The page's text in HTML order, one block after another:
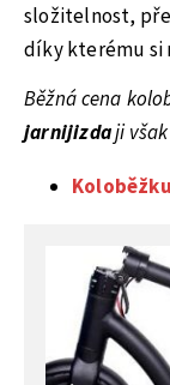
složitelnost,
díky kterému si
Běžná cena
jarnijizdaji